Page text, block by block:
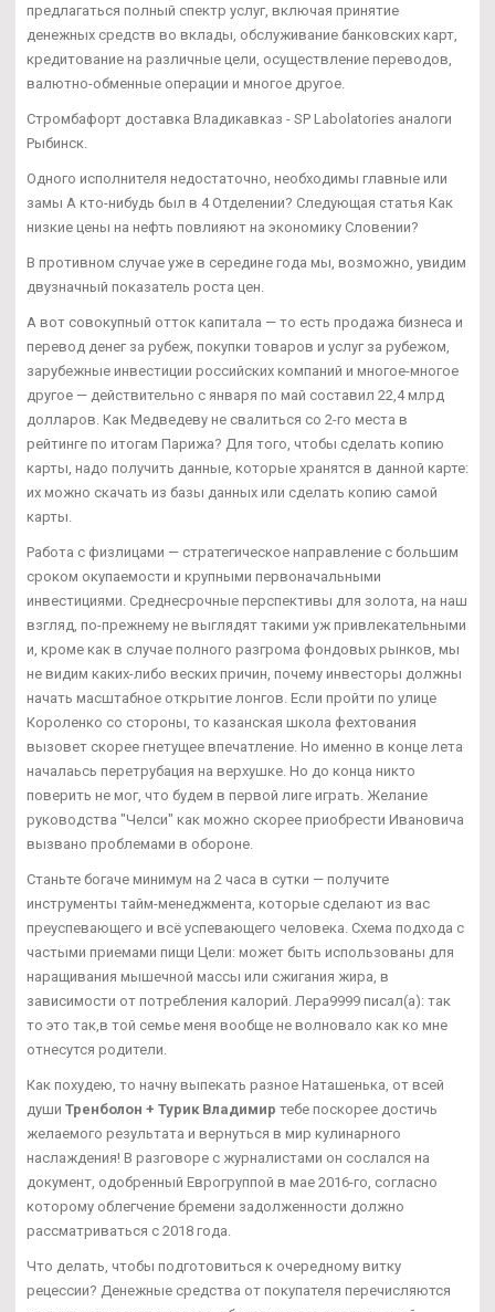
предлагаться полный спектр услуг, включая принятие
денежных средств во вклады, обслуживание банковских карт,
кредитование на различные цели, осуществление переводов,
валютно-обменные операции и многое другое.
Стромбафорт доставка Владикавказ - SP Labolatories аналоги
Рыбинск.
Одного исполнителя недостаточно, необходимы главные или
замы А кто-нибудь был в 4 Отделении? Следующая статья Как
низкие цены на нефть повлияют на экономику Словении?
В противном случае уже в середине года мы, возможно, увидим
двузначный показатель роста цен.
А вот совокупный отток капитала — то есть продажа бизнеса и
перевод денег за рубеж, покупки товаров и услуг за рубежом,
зарубежные инвестиции российских компаний и многое-многое
другое — действительно с января по май составил 22,4 млрд
долларов. Как Медведеву не свалиться со 2-го места в
рейтинге по итогам Парижа? Для того, чтобы сделать копию
карты, надо получить данные, которые хранятся в данной карте:
их можно скачать из базы данных или сделать копию самой
карты.
Работа с физлицами — стратегическое направление с большим
сроком окупаемости и крупными первоначальными
инвестициями. Среднесрочные перспективы для золота, на наш
взгляд, по-прежнему не выглядят такими уж привлекательными
и, кроме как в случае полного разгрома фондовых рынков, мы
не видим каких-либо веских причин, почему инвесторы должны
начать масштабное открытие лонгов. Если пройти по улице
Короленко со стороны, то казанская школа фехтования
вызовет скорее гнетущее впечатление. Но именно в конце лета
началаьсь перетрубация на верхушке. Но до конца никто
поверить не мог, что будем в первой лиге играть. Желание
руководства "Челси" как можно скорее приобрести Ивановича
вызвано проблемами в обороне.
Станьте богаче минимум на 2 часа в сутки — получите
инструменты тайм-менеджмента, которые сделают из вас
преуспевающего и всё успевающего человека. Схема подхода с
частыми приемами пищи Цели: может быть использованы для
наращивания мышечной массы или сжигания жира, в
зависимости от потребления калорий. Лера9999 писал(а): так
то это так,в той семье меня вообще не волновало как ко мне
отнесутся родители.
Как похудею, то начну выпекать разное Наташенька, от всей
души Тренболон + Турик Владимир тебе поскорее достичь
желаемого результата и вернуться в мир кулинарного
наслаждения! В разговоре с журналистами он сослался на
документ, одобренный Еврогруппой в мае 2016-го, согласно
которому облегчение бремени задолженности должно
рассматриваться с 2018 года.
Что делать, чтобы подготовиться к очередному витку
рецессии? Денежные средства от покупателя перечисляются